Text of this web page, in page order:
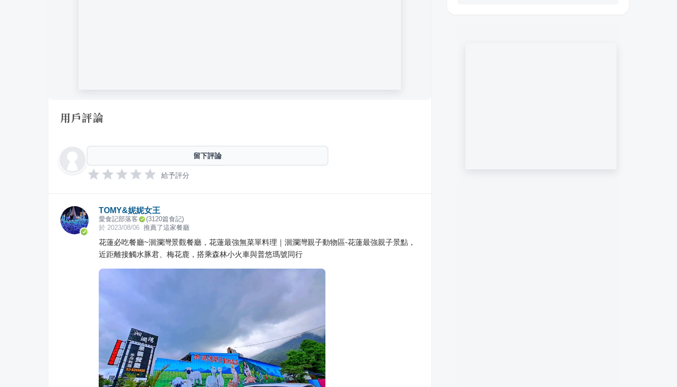
用戶評論
留下評論
給予評分
TOMY&妮妮女王
愛食記部落客 (3120篇食記)
於 2023/08/06 推薦了這家餐廳
花蓮必吃餐廳~洄瀾灣景觀餐廳，花蓮最強無菜單料理｜洄瀾灣親子動物區-花蓮最強親子景點，
近距離接觸水豚君、梅花鹿，搭乘森林小火車與普悠瑪號同行